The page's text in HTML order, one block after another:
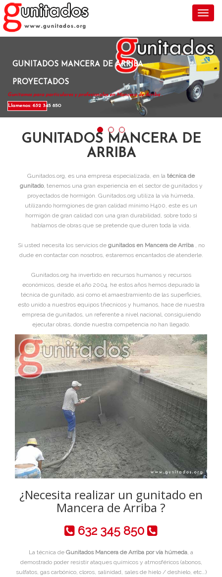
GUNITADOS MANCERA DE ARRIBA
PROYECTADOS
Gunitamos para particulares y profesionales en Mancera de Arriba .
Llamenos: 632 345 850
GUNITADOS MANCERA DE
ARRIBA
Gunitados.org, es una empresa especializada, en la técnica de
gunitado, tenemos una gran experiencia en el sector de gunitados y
proyectados de hormigón. Gunitados.org utiliza la vía húmeda,
utilizando hormgiones de gran calidad mínimo H400, este es un
hormigón de gran calidad con una gran durabilidad, sobre todo si
hablamos de obras que se pretende que duren toda la vida.
Si usted necesita los servicios de gunitados en Mancera de Arriba , no
dude en contactar con nosotros, estaremos encantados de atenderle.
Gunitados.org ha invertido en recursos humanos y recursos
económicos, desde el año 2004, he estos años hemos depurado la
técnica de gunitado, asi como el amaestramiento de las superficies,
esto unido a nuestros equipos tñecnicos y humanos, hace de nuestra
empresa de gunitados, un referente a nivel nacional, consiguiendo
ejecutar obras, donde nuestra competencia no han llegado.
¿Necesita realizar un gunitado en
Mancera de Arriba ?
632 345 850
La técnica de Gunitados Mancera de Arriba por vía húmeda, a
demostrado poder resistir ataques químicos y atmosféricos (abonos,
sulfatos, gas carbónico, cloros, salinidad, sales de hielo / deshielo, etc…)